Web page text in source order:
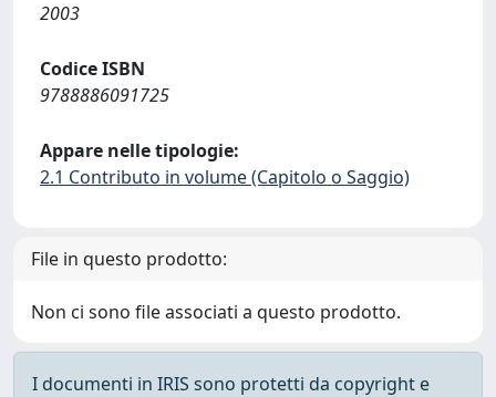
2003
Codice ISBN
9788886091725
Appare nelle tipologie:
2.1 Contributo in volume (Capitolo o Saggio)
File in questo prodotto:
Non ci sono file associati a questo prodotto.
I documenti in IRIS sono protetti da copyright e